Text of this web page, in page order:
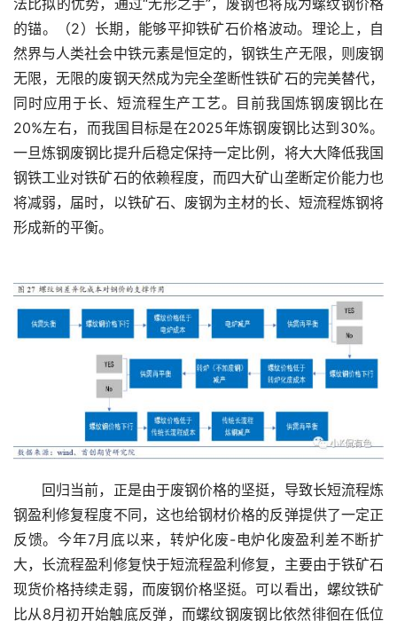
的锚。（2）长期，能够平抑铁矿石价格波动。理论上，自
然界与人类社会中铁元素是恒定的，钢铁生产无限，则废钢
无限，无限的废钢天然成为完全垄断性铁矿石的完美替代，
同时应用于长、短流程生产工艺。目前我国炼钢废钢比在
20%左右，而我国目标是在2025年炼钢废钢比达到30%。
一旦炼钢废钢比提升后稳定保持一定比例，将大大降低我国
钢铁工业对铁矿石的依赖程度，而四大矿山垄断定价能力也
将减弱，届时，以铁矿石、废钢为主材的长、短流程炼钢将
形成新的平衡。
回归当前，正是由于废钢价格的坚挺，导致长短流程炼
钢盈利修复程度不同，这也给钢材价格的反弹提供了一定正
反馈。今年7月底以来，转炉化废-电炉化废盈利差不断扩
大，长流程盈利修复快于短流程盈利修复，主要由于铁矿石
现货价格持续走弱，而废钢价格坚挺。可以看出，螺纹铁矿
比从8月初开始触底反弹，而螺纹钢废钢比依然徘徊在低位